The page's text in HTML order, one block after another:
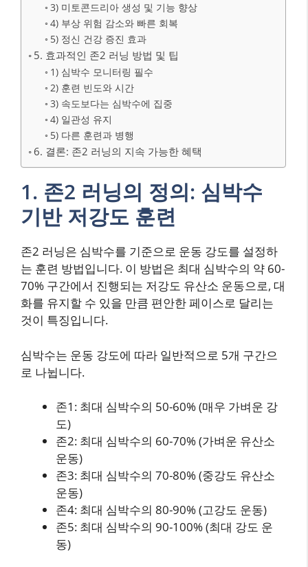
3) 미토콘드리아 생성 및 기능 향상
4) 부상 위험 감소와 빠른 회복
5) 정신 건강 증진 효과
5. 효과적인 존2 러닝 방법 및 팁
1) 심박수 모니터링 필수
2) 훈련 빈도와 시간
3) 속도보다는 심박수에 집중
4) 일관성 유지
5) 다른 훈련과 병행
6. 결론: 존2 러닝의 지속 가능한 혜택
1. 존2 러닝의 정의: 심박수
기반 저강도 훈련
존2 러닝은 심박수를 기준으로 운동 강도를 설정하
는 훈련 방법입니다. 이 방법은 최대 심박수의 약 60-
70% 구간에서 진행되는 저강도 유산소 운동으로, 대
화를 유지할 수 있을 만큼 편안한 페이스로 달리는
것이 특징입니다.
심박수는 운동 강도에 따라 일반적으로 5개 구간으
로 나뉩니다.
존1: 최대 심박수의 50-60% (매우 가벼운 강
도)
존2: 최대 심박수의 60-70% (가벼운 유산소
운동)
존3: 최대 심박수의 70-80% (중강도 유산소
운동)
존4: 최대 심박수의 80-90% (고강도 운동)
존5: 최대 심박수의 90-100% (최대 강도 운
동)